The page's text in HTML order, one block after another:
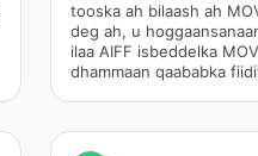
tooska ah bilaash ah
deg ah, u
ilaa AIFF isbeddelka
dhammaan qaababka